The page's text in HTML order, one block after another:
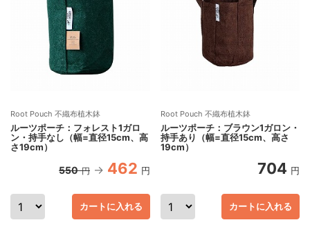
Root Pouch 不織布植木鉢
ルーツポーチ：フォレスト1ガロ
ン・持手なし（幅=直径15cm、高
さ19cm）
550 円 462 円
カートに入れる
Root Pouch 不織布植木鉢
ルーツポーチ：ブラウン1ガロン・
持手あり（幅=直径15cm、高さ
19cm）
704 円
カートに入れる